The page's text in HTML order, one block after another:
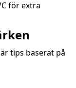
för extra
tips baserat på